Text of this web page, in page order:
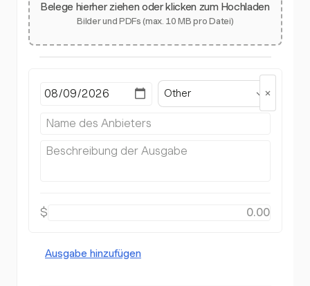
Belege hierher ziehen oder klicken zum Hochladen
Bilder und PDFs (max. 10 MB pro Datei)
Other
$
Ausgabe hinzufügen